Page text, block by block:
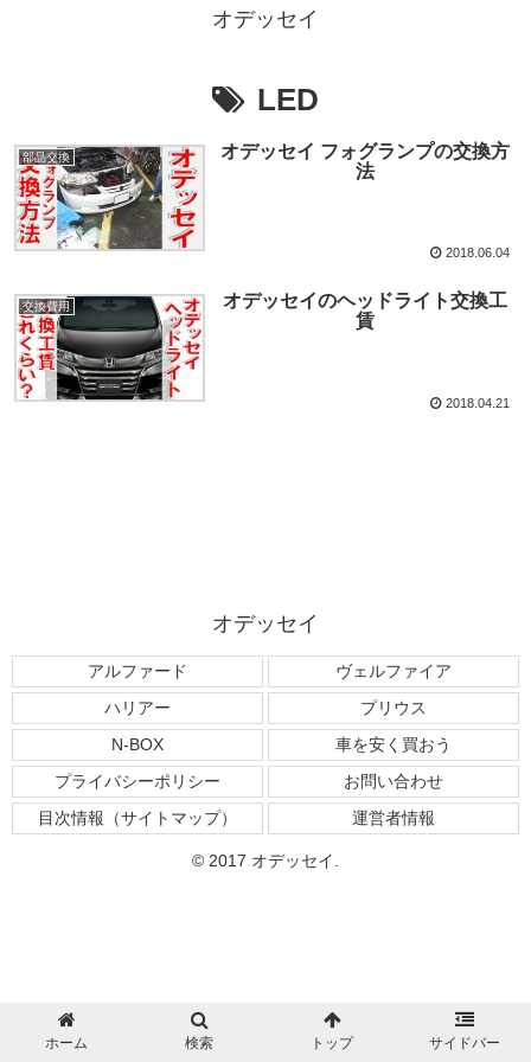
オデッセイ
LED
部品交換
オデッセイ フォグランプの交換方
法
2018.06.04
交換費用
オデッセイのヘッドライト交換工
賃
2018.04.21
オデッセイ
アルファード
ヴェルファイア
ハリアー
プリウス
N-BOX
車を安く買おう
プライバシーポリシー
お問い合わせ
目次情報（サイトマップ）
運営者情報
© 2017 オデッセイ.
ホーム 検索 トップ サイドバー